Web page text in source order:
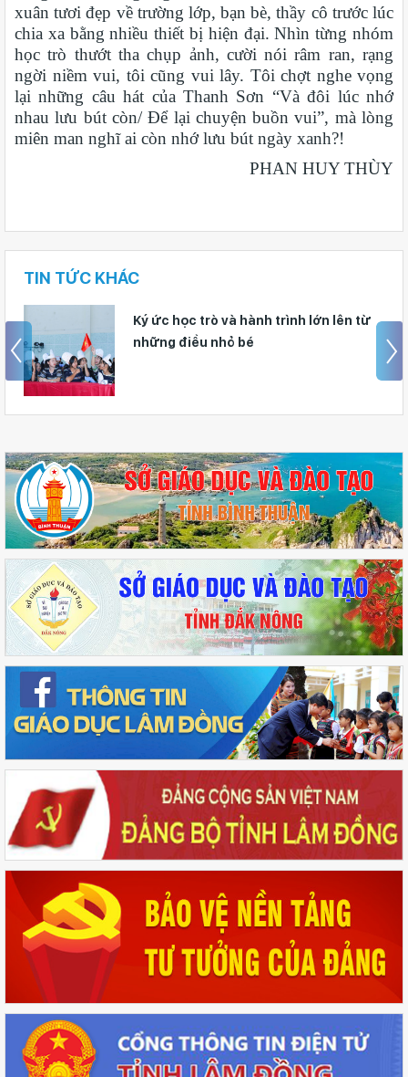
xuân tươi đẹp về trường lớp, bạn bè, thầy cô trước lúc
chia xa bằng nhiều thiết bị hiện đại. Nhìn từng nhóm
học trò thướt tha chụp ảnh, cười nói râm ran, rạng
ngời niềm vui, tôi cũng vui lây. Tôi chợt nghe vọng
lại những câu hát của Thanh Sơn “Và đôi lúc nhớ
nhau lưu bút còn/ Để lại chuyện buồn vui”, mà lòng
miên man nghĩ ai còn nhớ lưu bút ngày xanh?!
PHAN HUY THÙY
TIN TỨC KHÁC
Ký ức học trò và hành trình lớn lên từ
những điều nhỏ bé